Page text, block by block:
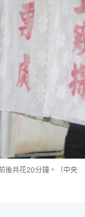
後共花20分鐘。（中央